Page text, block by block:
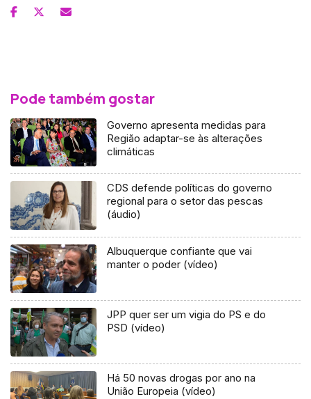
Pode também gostar
Governo apresenta medidas para
Região adaptar-se às alterações
climáticas
CDS defende políticas do governo
regional para o setor das pescas
(áudio)
Albuquerque confiante que vai
manter o poder (vídeo)
JPP quer ser um vigia do PS e do
PSD (vídeo)
Há 50 novas drogas por ano na
União Europeia (vídeo)